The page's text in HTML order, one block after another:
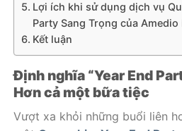
Lợi ích khi sử dụng dịch vụ
Party Sang Trọng của Amedio
Kết luận
Định nghĩa “Year End
Hơn cả một bữa tiệc
Vượt xa khỏi những buổi liên